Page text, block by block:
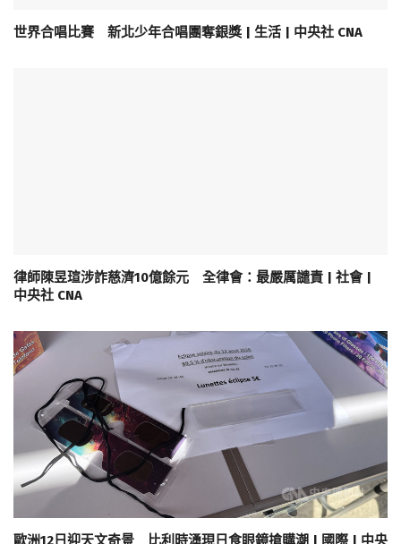
世界合唱比賽 新北少年合唱團奪銀獎 | 生活 | 中央社 CNA
律師陳昱瑄涉詐慈濟10億餘元 全律會：最嚴厲譴責 | 社會 |
中央社 CNA
歐洲12日迎天文奇景 比利時湧現日食眼鏡搶購潮 | 國際 | 中央